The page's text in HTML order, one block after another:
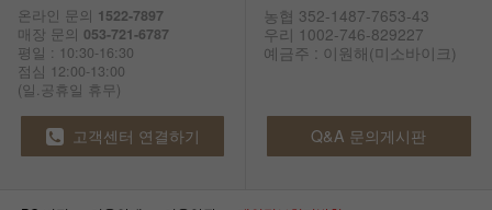
온라인 문의 1522-7897
매장 문의 053-721-6787
평일 : 10:30-16:30
점심 12:00-13:00
(일.공휴일 휴무)
농협 352-1487-7653-43
우리 1002-746-829227
예금주 : 이원해(미소바이크)
고객센터 연결하기 Q&A 문의게시판